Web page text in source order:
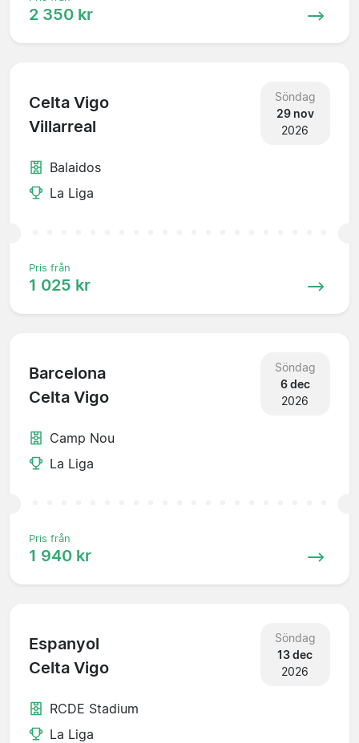
2 350 kr
Celta Vigo
Villarreal
Söndag
29 nov
2026
Balaidos
La Liga
Pris från
1 025 kr
Barcelona
Celta Vigo
Söndag
6 dec
2026
Camp Nou
La Liga
Pris från
1 940 kr
Espanyol
Celta Vigo
Söndag
13 dec
2026
RCDE Stadium
La Liga